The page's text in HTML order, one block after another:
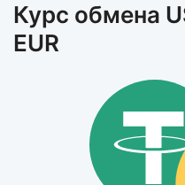
Курс обмена
EUR